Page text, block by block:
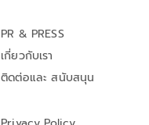
PR & PRESS
เกี่ยวกับเรา
ติดต่อและ สนับสนุน